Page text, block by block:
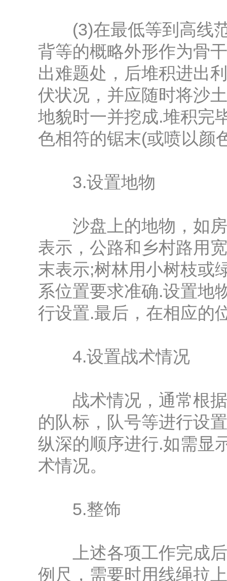
(3)在最低等到高线范
背等的概略外形作为骨
出难题处，后堆积进出
伏状况，并应随时将沙
地貌时一并挖成.堆积完
色相符的锯末(或喷以颜
3.设置地物
沙盘上的地物，如房
表示，公路和乡村路用
末表示;树林用小树枝或
系位置要求准确.设置地
行设置.最后，在相应的
4.设置战术情况
战术情况，通常根据
的队标，队号等进行设
纵深的顺序进行.如需显
术情况。
5.整饰
上述各项工作完成后
例尺，需要时用线绳拉